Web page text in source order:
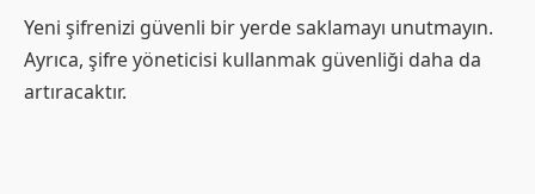
Yeni şifrenizi güvenli bir yerde saklamayı unutmayın.
Ayrıca, şifre yöneticisi kullanmak güvenliği daha da
artıracaktır.